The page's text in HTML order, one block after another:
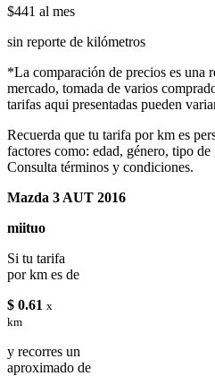
$441 al mes
sin reporte de kilómetros
*La comparación de precios es una
mercado, tomada de varios
tarifas aqui presentadas pueden
Recuerda que tu tarifa por km es
factores como: edad, género, tipo
Consulta términos y condiciones.
Mazda 3 AUT 2016
miituo
Si tu tarifa
por km es de
$ 0.61 x
km
y recorres un
aproximado de